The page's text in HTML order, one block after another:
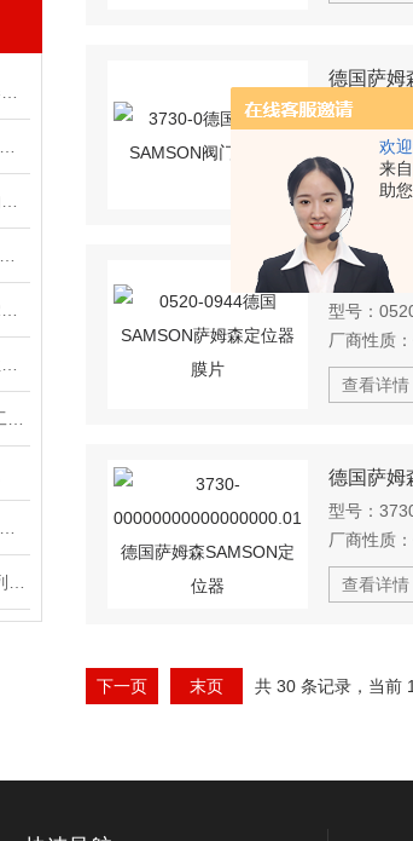
欢迎
来
助
德国萨姆
型号：
厂商性质：
查看详情
德国
型号：
厂商性质：
查看详情
德国萨姆
型号：
厂商性质：
查看详情
共 30 条记录，当
下一页 末页